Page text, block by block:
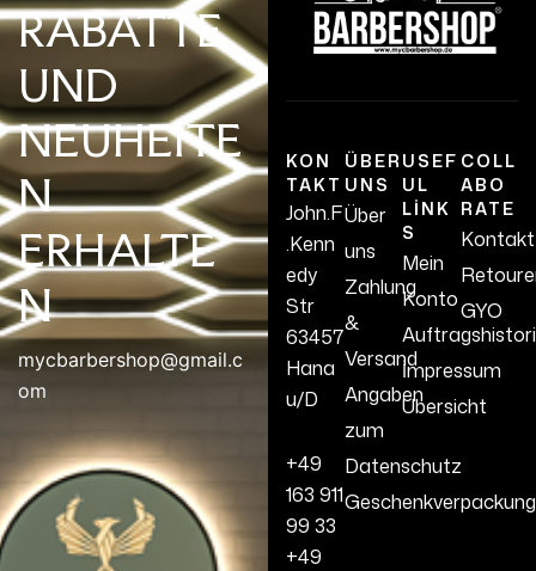
KON
TAKT
John.F
.Kenn
edy
Str
63457
Hana
u/D
+49
163 911
99 33
+49
ÜBER
UNS
Über
uns
Zahlung
&
Versand
Angaben
zum
Datenschutz
Geschenkverpackung
USEF
UL
LINK
S
Mein
Konto
İmpressum
Übersicht
COLL
ABO
RATE
Kontakt
GYO
RABATTE
UND
NEUHEITE
N
ERHALTE
N
mycbarbershop@gmail.c
om